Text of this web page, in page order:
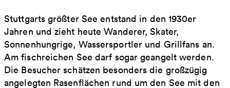
Stuttgarts größter See entstand in den 1930er
Jahren und zieht heute Wanderer, Skater,
Sonnenhungrige, Wassersportler und Grillfans an.
Am fischreichen See darf sogar geangelt werden.
Die Besucher schätzen besonders die großzügig
angelegten Rasenflächen rund um den See mit den